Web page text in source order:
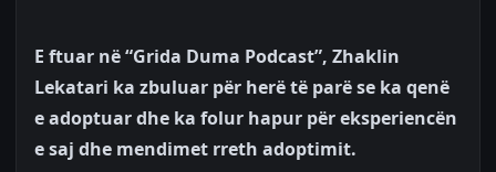
E ftuar në “Grida Duma Podcast”, Zhaklin
Lekatari ka zbuluar për herë të parë se ka qenë
e adoptuar dhe ka folur hapur për eksperiencën
e saj dhe mendimet rreth adoptimit.